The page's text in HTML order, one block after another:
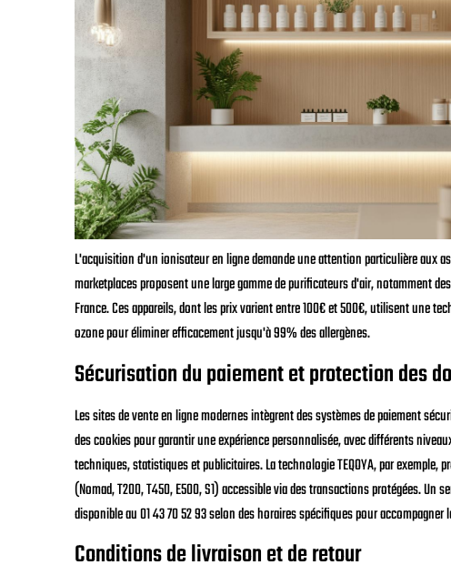
L'acquisition d'un ionisateur en ligne demande une attention particulière aux
marketplaces proposent une large gamme de purificateurs d'air, notamment
France. Ces appareils, dont les prix varient entre 100€ et 500€, utilisent une
ozone pour éliminer efficacement jusqu'à 99% des allergènes.
Sécurisation du paiement et protection des
Les sites de vente en ligne modernes intègrent des systèmes de paiement
des cookies pour garantir une expérience personnalisée, avec différents
techniques, statistiques et publicitaires. La technologie TEQOYA, par exemple,
(Nomad, T200, T450, E500, S1) accessible via des transactions protégées. Un
disponible au 01 43 70 52 93 selon des horaires spécifiques pour accompagner
Conditions de livraison et de retour